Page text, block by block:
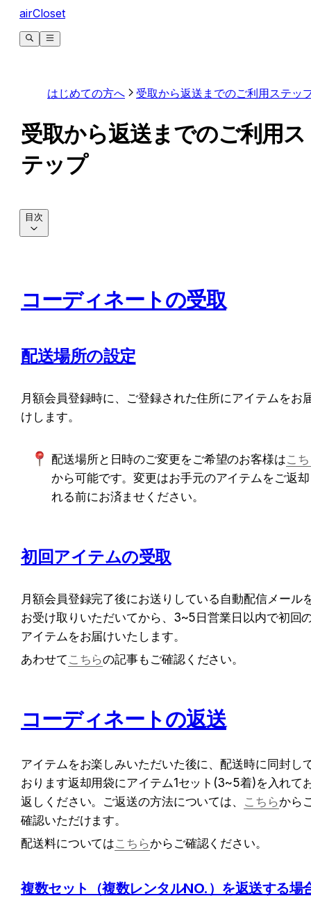
airCloset
はじめての方へ 受取から返送までのご利用ステッ
受取から返送までのご利用ス
テップ
コーディネートの受取
配送場所の設定
月額会員登録時に、ご登録された住所にアイテムをお
けします。
配送場所と日時のご変更をご希望のお客様はこ
から可能です。変更はお手元のアイテムをご返
れる前にお済ませください。
初回アイテムの受取
月額会員登録完了後にお送りしている自動配信メール
お受け取りいただいてから、3~5日営業日以内で初回
アイテムをお届けいたします。
あわせて こちらの記事もご確認ください。
コーディネートの返送
アイテムをお楽しみいただいた後に、配送時に同封し
おります返却用袋にアイテム1セット(3~5着)を入れて
返しください。ご返送の方法については、 こちらから
確認いただけます。
配送料についてはこちらからご確認ください。
複数セット（複数レンタルNO.）を返送する場
目次